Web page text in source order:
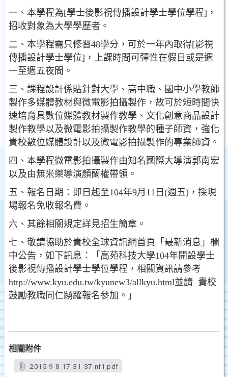
一、本學程為[學士後影視傳播設計學士學位學程]，
招收對象為大學學歷者。
二、本學程需只修習48學分，可於一年內取得[影視
傳播設計學士學位]，上課時間可彈性在假日或是週
一至週五夜間。
三、課程設計係貼針對大學、高中職、國中小學教師
製作多媒體教材與微電影拍攝製作，故可於短時間快
速培育具數位媒體教材製作教學、文化創意商品設計
製作教學以及微電影拍攝製作教學的種子師資，強化
貴校數位媒體設計以及微電影拍攝製作的專業師資。
四、本學程微電影拍攝製作由知名國際大導演郭南宏
以及由無米樂導演顏蘭權帶領。
五、報名日期：即日起至104年9月11日(週五)，採現
場報名免收報名費。
六、其餘相關規定詳見招生簡章。
七、敬請協助於貴校全球資訊網首頁「最新消息」欄
中公告，如下訊息：「高苑科技大學104年開設學士
後影視傳播設計學士學位學程，相關資訊請參考
http://www.kyu.edu.tw/kyunew3/allkyu.html並請 貴校
鼓勵教職同仁踴躍報名參加。」
相關附件
2015-9-8-17-31-37-nf1.pdf